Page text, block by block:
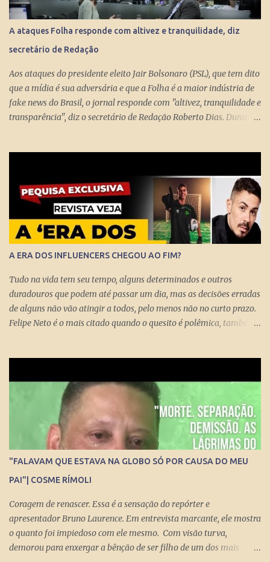
pago aos miseráveis que têm entre 65 e 70 anos, então é melhor
devolver o Brasil a Portugal. ESTUPEFAÇÃO – O ministro Paulo
Guedes produziu um projeto racional e conseguiu apresentá-lo de
forma competente. Na essência, podou privilégios. Essas virtudes
Ela só s...
A ataques Folha responde com altivez e tranquilidade, diz
secretário de Redação
Aos ataques do presidente eleito Jair Bolsonaro (PSL), que tem dito
que a mídia é sua adversária e que a Folha é a maior indústria de
fake news do Brasil, o jornal responde com "altivez, tranquilidade e
transparência", diz o secretário de Redação Roberto Dias. Durante
A ERA DOS INFLUENCERS CHEGOU AO FIM?
Tudo na vida tem seu tempo, alguns determinados e outros
duradouros que podem até passar um dia, mas as decisões erradas
de alguns não vão atingir a todos, pelo menos não no curto prazo.
Felipe Neto é o mais citado quando o quesito é polêmica, também
imediatamente, mas com certeza isso pode chegar para muitos
logo logo. A Rede Mundial de Computadores permite que cada
cidadão tenha seus próprios meios de comunicação, seja um canal,
uma rádio online, blog ou mesmo perfis nas redes sociais que
levem qualquer mensagem para dezenas, centenas, milhares e até
milhões de pessoas no Brasil e no Mundo. Do dia para noite, a
Internet consegue produzir milionários, transformar anônimos
em celebridades e até criar fenômenos como Juliette, mas ai já é
"FALAVAM QUE ESTAVA NA GLOBO SÓ POR CAUSA DO MEU
PAI"| COSME RÍMOLI
Coragem de renascer. Essa é a sensação do repórter e
apresentador Bruno Laurence. Em entrevista marcante, ele mostra
o quanto foi impiedoso com ele mesmo. Com visão turva,
demorou para enxergar a bênção de ser filho de um dos mais